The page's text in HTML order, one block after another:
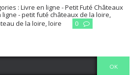
:Livre en ligne - Petit Futé Châteaux
ligne - petit futé châteaux de la loire,
de la loire,loire 0